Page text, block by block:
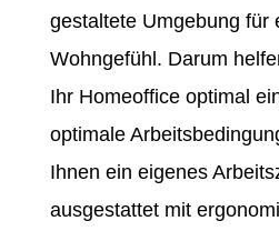
gestaltete Umgebung für
Wohngefühl. Darum
Ihr Homeoffice optimal
optimale
Ihnen ein eigenes
ausgestattet mit